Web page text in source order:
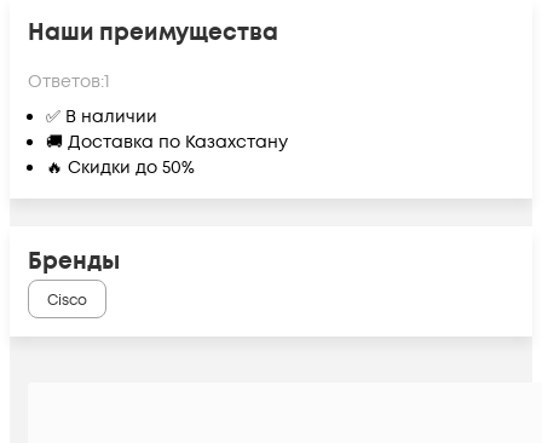
Наши преимущества
Ответов:1
✅ В наличии
🚚 Доставка по Казахстану
🔥 Скидки до 50%
Бренды
Cisco